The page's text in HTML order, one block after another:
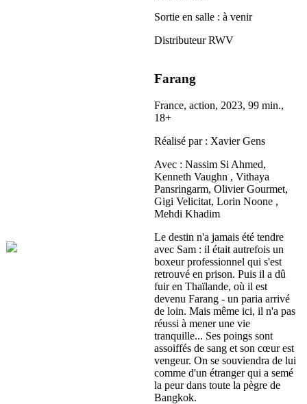
Sortie en salle : à venir
Distributeur RWV
Farang
France, action, 2023, 99 min.,
18+
Réalisé par : Xavier Gens
Avec : Nassim Si Ahmed,
Kenneth Vaughn , Vithaya
Pansringarm, Olivier Gourmet,
Gigi Velicitat, Lorin Noone ,
Mehdi Khadim
Le destin n'a jamais été tendre
avec Sam : il était autrefois un
boxeur professionnel qui s'est
retrouvé en prison. Puis il a dû
fuir en Thaïlande, où il est
devenu Farang - un paria arrivé
de loin. Mais même ici, il n'a pas
réussi à mener une vie
tranquille... Ses poings sont
assoiffés de sang et son cœur est
vengeur. On se souviendra de lui
comme d'un étranger qui a semé
la peur dans toute la pègre de
Bangkok.